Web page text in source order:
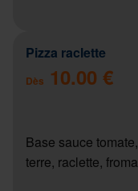
Pizza raclette
Dès 10.00 €
Base sauce
terre, raclette,